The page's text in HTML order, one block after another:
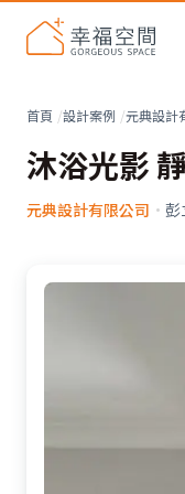
首頁 設計案例 元典設計
沐浴光影
元典設計有限公司 · 彭